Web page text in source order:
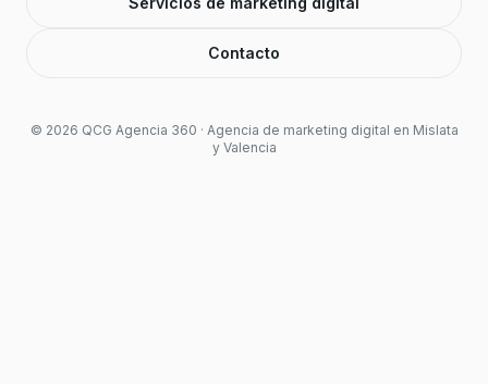
Contacto
© 2026 QCG Agencia 360 · Agencia de marketing digital en Mislata
y Valencia